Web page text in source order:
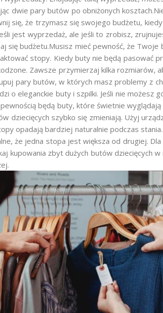
dwie pary butów po obniżonych
się, że trzymasz się swojego budżetu,
jest wyprzedaż, ale jeśli to zrobisz,
się budżetu.Musisz mieć pewność, że Twoje
stopy. Kiedy buty nie będą pasować
Zawsze przymierzaj kilka rozmiarów,
pary butów, w których masz problemy z
o eleganckie buty i szpilki. Jeśli nie możesz
będą buty, które świetnie wyglądają
dziecięcych szybko się zmieniają. Użyj
opadają bardziej naturalnie podczas
że jedna stopa jest większa od drugiej.
kupowania zbyt dużych butów dziecięcych